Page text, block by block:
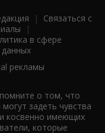
| Связаться с
|
в сфере
рекламы
о том, что
задеть чувства
косвенно имеющих
которые